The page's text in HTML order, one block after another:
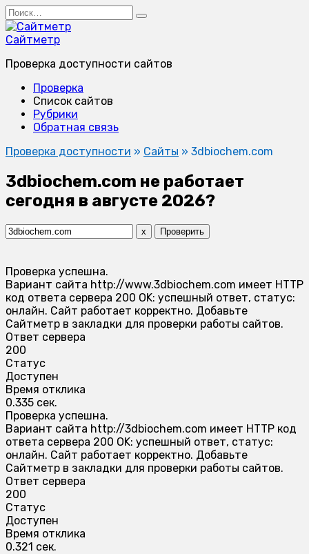
Перейти
к
содержанию
Search
for:
Сайтметр
Проверка доступности сайтов
Проверка
Список сайтов
Рубрики
Обратная связь
Проверка доступности » Сайты » 3dbiochem.com
3dbiochem.com не работает
сегодня в августе 2026?
x Проверить
Проверка успешна.
Вариант сайта http://www.3dbiochem.com имеет HTTP
код ответа сервера 200 OK: успешный ответ, статус:
онлайн. Сайт работает корректно. Добавьте
Сайтметр в закладки для проверки работы сайтов.
Ответ сервера
200
Статус
Доступен
Время отклика
0.335 сек.
Проверка успешна.
Вариант сайта http://3dbiochem.com имеет HTTP код
ответа сервера 200 OK: успешный ответ, статус:
онлайн. Сайт работает корректно. Добавьте
Сайтметр в закладки для проверки работы сайтов.
Ответ сервера
200
Статус
Доступен
Время отклика
0.321 сек.